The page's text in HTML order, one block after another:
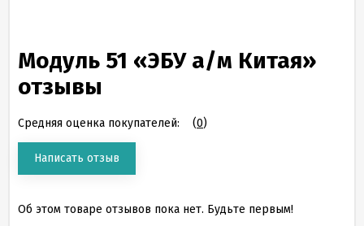
Модуль 51 «ЭБУ а/м Китая»
отзывы
Средняя оценка покупателей: (0)
Написать отзыв
Об этом товаре отзывов пока нет. Будьте первым!